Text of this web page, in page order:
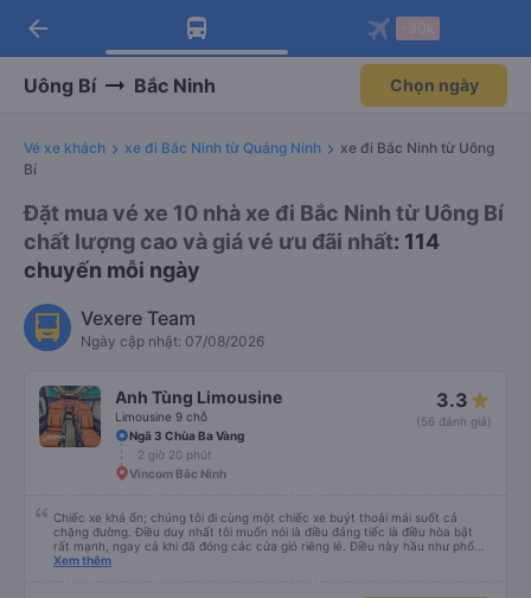
Tải app Vexere ngay!
Nhận ưu đãi thành viên độc
Mở app
Tải app Vexere
-30k/ghế khi đặt vé máy bay qua
Mở app
arrow_back
Uông Bí Bắc Ninh Chọn ngày
Vé xe khách xe đi Bắc Ninh từ Quảng Ninh
xe đi Bắc Ninh từ Uông
Bí
Đặt mua vé xe 10 nhà xe đi Bắc Ninh từ Uông Bí
chất lượng cao và giá vé ưu đãi nhất: 114
chuyến mỗi ngày
Vexere Team
Ngày cập nhật: 07/08/2026
Anh Tùng Limousine
Limousine 9 chỗ
3.3
(56 đánh giá)
Ngã 3 Chùa Ba Vàng
2 giờ 20 phút
Vincom Bắc Ninh
Chiếc xe khá ổn; chúng tôi đi cùng một chiếc xe buýt thoải mái suốt cả
chặng đường. Điều duy nhất tôi muốn nói là điều đáng tiếc là điều hòa bật
rất mạnh, ngay cả khi đã đóng các cửa gió riêng lẻ. Điều này hầu như phổ
biến ở châu Á. Vì vậy, hãy mang theo quần áo ấm hoặc thứ gì đó để che
Xem thêm